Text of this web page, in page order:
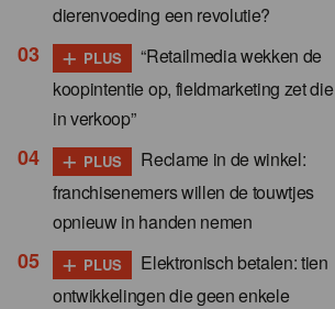
dierenvoeding een revolutie?
+ PLUS
“Retailmedia wekken de
koopintentie op, fieldmarketing zet
in verkoop”
+ PLUS
Reclame in de winkel:
franchisenemers willen de touwtjes
opnieuw in handen nemen
+ PLUS
Elektronisch betalen: tien
ontwikkelingen die geen enkele